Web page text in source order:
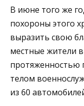
В июне того же
похороны этого
выразить свою
местные жители
протяженностью
телом
из 60